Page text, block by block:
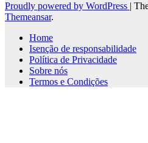
Proudly powered by WordPress |
Themeansar.
Home
Isenção de responsabilidade
Política de Privacidade
Sobre nós
Termos e Condições